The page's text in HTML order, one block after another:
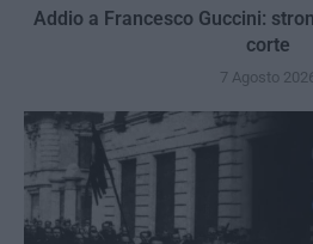
Addio a Francesco Guccini:
corte
7 Agosto